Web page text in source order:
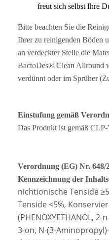
freut sich selbst Ihre
Bitte beachten Sie die
Ihrer zu reinigenden Böden
an verdeckter Stelle die
BactoDes® Clean Allround
verdünnt oder im Sprüher
Einstufung gemäß
Das Produkt ist gemäß
Verordnung (EG) Nr. 648/
Kennzeichnung der
nichtionische Tenside
Tenside <5%,
(PHENOXYETHANOL,
3-on, N-(3-